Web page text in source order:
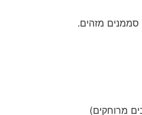
סממנים מזהים.